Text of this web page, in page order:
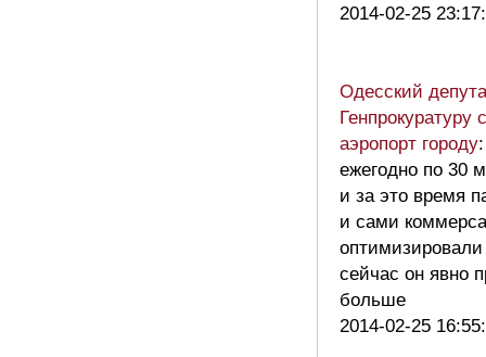
2014-02-25
Одесский
Генпрокуратуру
аэропорт городу
ежегодно по 30
и за это время
и сами
сейчас он явно
больше
2014-02-25